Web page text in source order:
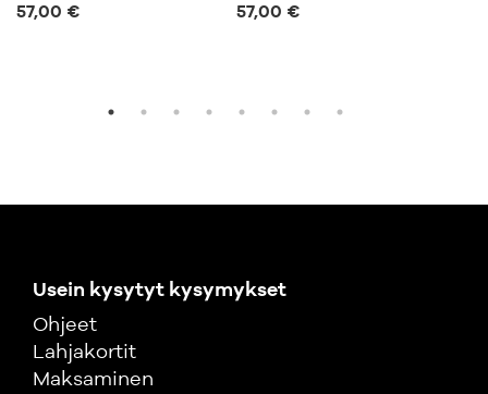
57,00 € 57,00 €
Usein kysytyt kysymykset
Ohjeet
Lahjakortit
Maksaminen